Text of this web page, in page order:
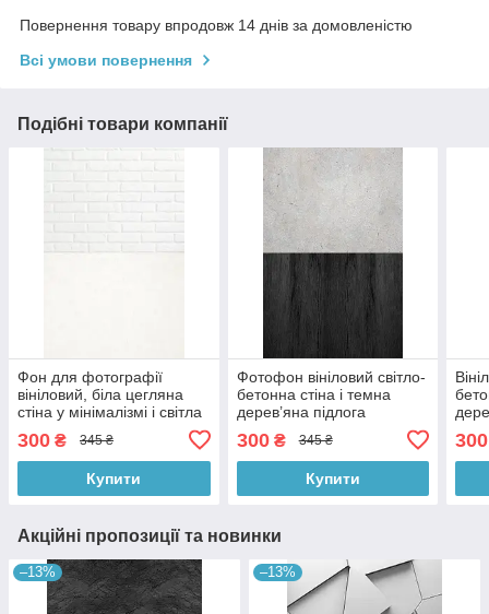
Повернення товару впродовж 14 днів за домовленістю
Всі умови повернення
Подібні товари компанії
Фон для фотографії
вініловий, біла цегляна
стіна у мінімалізмі і світла
однотонна підлога 60×90
см, №57140
300 ₴ 345 ₴
Купити
Фотофон вініловий світло-
бетонна стіна і темна
дерев’яна підлога
зйомки 60×90 см, №57012
300₴ 345 ₴
Купити
300
Акційні пропозиції та новинки
–13% –13%